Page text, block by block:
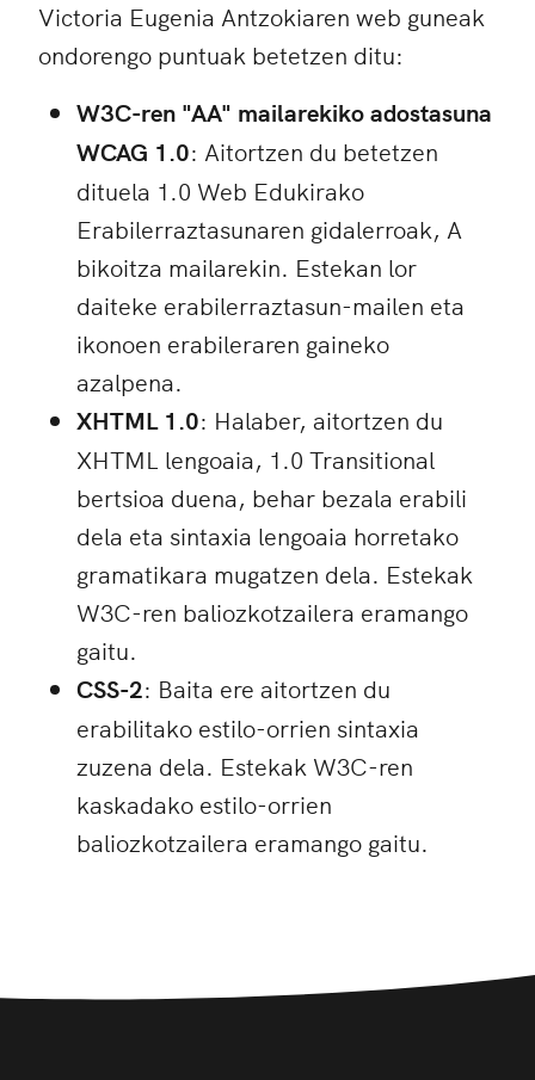
Victoria Eugenia Antzokiaren web guneak
ondorengo puntuak betetzen ditu:
W3C-ren "AA" mailarekiko adostasuna
WCAG 1.0: Aitortzen du betetzen
dituela 1.0 Web Edukirako
Erabilerraztasunaren gidalerroak, A
bikoitza mailarekin. Estekan lor
daiteke erabilerraztasun-mailen eta
ikonoen erabileraren gaineko
azalpena.
XHTML 1.0: Halaber, aitortzen du
XHTML lengoaia, 1.0 Transitional
bertsioa duena, behar bezala erabili
dela eta sintaxia lengoaia horretako
gramatikara mugatzen dela. Estekak
W3C-ren baliozkotzailera eramango
gaitu.
CSS-2: Baita ere aitortzen du
erabilitako estilo-orrien sintaxia
zuzena dela. Estekak W3C-ren
kaskadako estilo-orrien
baliozkotzailera eramango gaitu.